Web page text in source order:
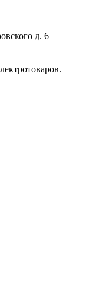
д. 6